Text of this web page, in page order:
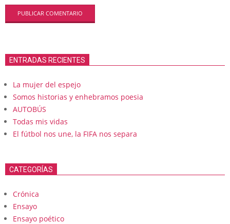
ENTRADAS RECIENTES
La mujer del espejo
Somos historias y enhebramos poesia
AUTOBÚS
Todas mis vidas
El fútbol nos une, la FIFA nos separa
CATEGORÍAS
Crónica
Ensayo
Ensayo poético